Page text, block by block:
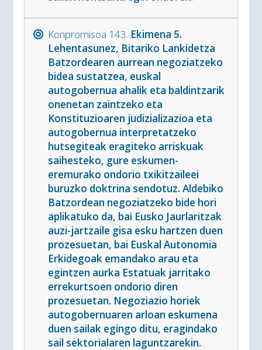
Konpromisoa 143. Ekimena 5.
Lehentasunez, Bitariko Lankidetza
Batzordearen aurrean negoziatzeko
bidea sustatzea, euskal
autogobernua ahalik eta baldintzarik
onenetan zaintzeko eta
Konstituzioaren judizializazioa eta
autogobernua interpretatzeko
hutsegiteak eragiteko arriskuak
saihesteko, gure eskumen-
eremurako ondorio txikitzaileei
buruzko doktrina sendotuz. Aldebiko
Batzordean negoziatzeko bide hori
aplikatuko da, bai Eusko Jaurlaritzak
auzi-jartzaile gisa esku hartzen duen
prozesuetan, bai Euskal Autonomia
Erkidegoak emandako arau eta
egintzen aurka Estatuak jarritako
errekurtsoen ondorio diren
prozesuetan. Negoziazio horiek
autogobernuaren arloan eskumena
duen sailak egingo ditu, eragindako
sail sektorialaren laguntzarekin.